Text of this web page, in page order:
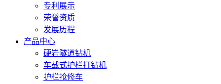
专利展示
荣誉资质
发展历程
产品中心
硬岩隧道钻机
车载式护栏打钻机
护栏抢修车